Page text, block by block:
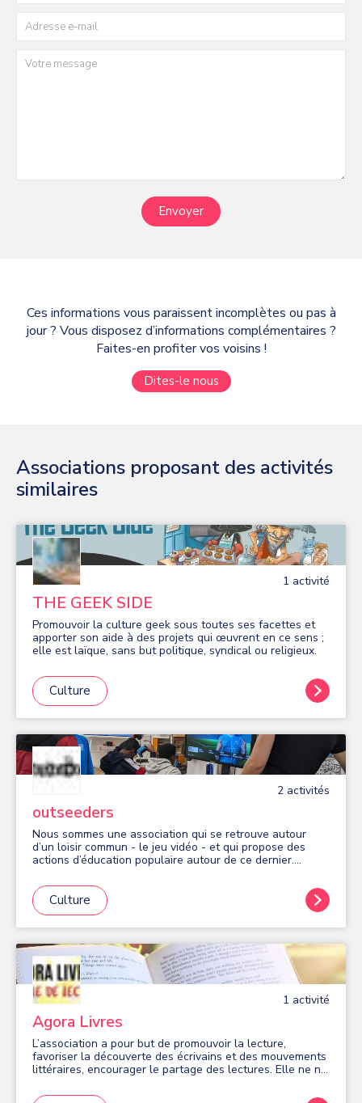
Envoyer
Ces informations vous paraissent incomplètes ou pas à
jour ? Vous disposez d’informations complémentaires ?
Faites-en profiter vos voisins !
Dites-le nous
Associations proposant des activités
similaires
1 activité
THE GEEK SIDE
Promouvoir la culture geek sous toutes ses facettes et
apporter son aide à des projets qui œuvrent en ce sens ;
elle est laïque, sans but politique, syndical ou religieux.
Culture
2 activités
outseeders
Nous sommes une association qui se retrouve autour
d’un loisir commun - le jeu vidéo - et qui propose des
actions d’éducation populaire autour de ce dernier.
l'année : - en période scolaire : les mardis midis au
collège Blaise Pascal et les mardis en soirée (16h30-
18h30) à la Place du numérique 9 avenue de France. -
durant les vacances scolaires : dans les Espaces Bièvre-
membre de l'association, trois modalités : - Seeds club,
100€ par an : les mercredis soirs (18h-20h) à la Place du
numérique 9 avenue de France. - le simple soutien, 25€
par an. Bénéficiant de l'agrément "Jeunesse éducation
populaire", nous accompagnons les jeunes dans une
pratique éclairée du jeu vidéo pour ce soit un plaisir, un
loisir et un atout pour se connaître.
Culture
1 activité
Agora Livres
L’association a pour but de promouvoir la lecture,
favoriser la découverte des écrivains et des mouvements
littéraires, encourager le partage des lectures. Elle ne ne